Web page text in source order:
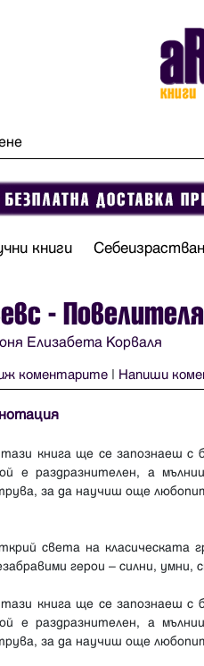
книги
-
Елизабета Корваля
коментарите | Напиши
книга ще се запознаеш с
е раздразнителен, а
за да научиш още
света на класическата
герои – силни, умни,
книга ще се запознаеш с
е раздразнителен, а